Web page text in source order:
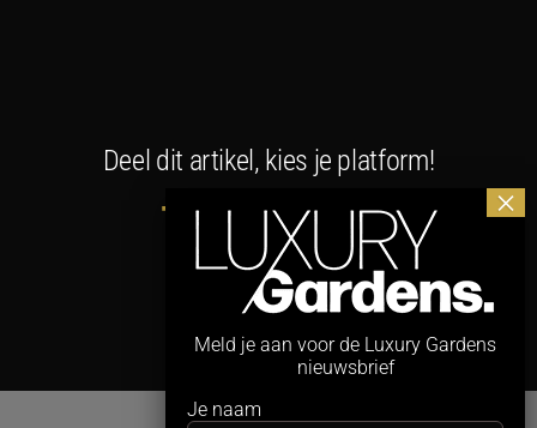
Deel dit artikel, kies je platform!
Facebook LinkedInWhatsApp
E-
mail
Meld je aan voor de Luxury Gardens
nieuwsbrief
Je naam